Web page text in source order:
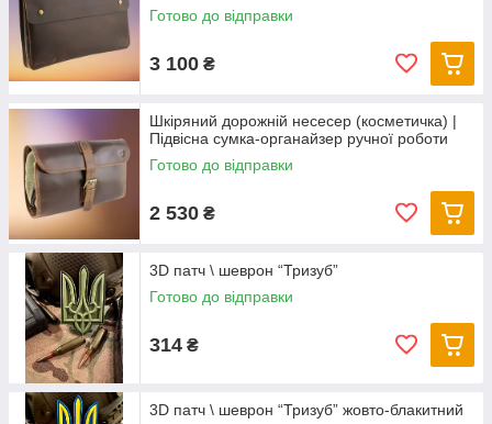
Готово до відправки
3 100 ₴
Шкіряний дорожній несесер (косметичка) |
Підвісна сумка-органайзер ручної роботи
Готово до відправки
2 530 ₴
3D патч \ шеврон “Тризуб”
Готово до відправки
314 ₴
3D патч \ шеврон “Тризуб” жовто-блакитний